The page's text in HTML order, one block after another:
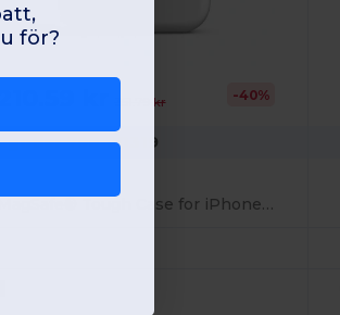
351.79 kr -40%
798-20319
MagSafe® Tough Case for iPhone 15
för?